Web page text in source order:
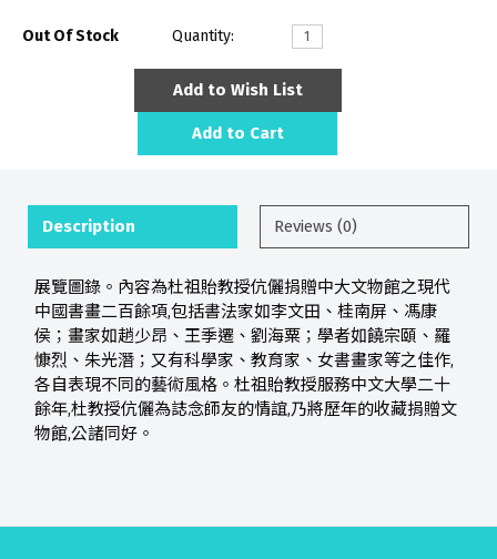
Out Of Stock Quantity:
Add to Wish List
Add to Cart
Description Reviews (0)
展覽圖錄。內容為杜祖貽教授伉儷捐贈中大文物館之現代
中國書畫二百餘項,包括書法家如李文田、桂南屏、馮康
侯；畫家如趙少昂、王季遷、劉海粟；學者如饒宗頤、羅
慷烈、朱光潛；又有科學家、教育家、女書畫家等之佳作,
各自表現不同的藝術風格。杜祖貽教授服務中文大學二十
餘年,杜教授伉儷為誌念師友的情誼,乃將歷年的收藏捐贈文
物館,公諸同好。